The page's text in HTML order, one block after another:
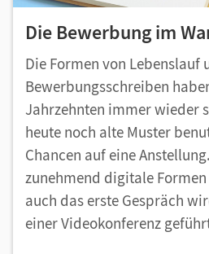
Die Bewerbung im
Die Formen von Lebenslauf
Bewerbungsschreiben
Jahrzehnten immer wieder
heute noch alte Muster
Chancen auf eine
zunehmend digitale
auch das erste Gespräch
einer Videokonferenz